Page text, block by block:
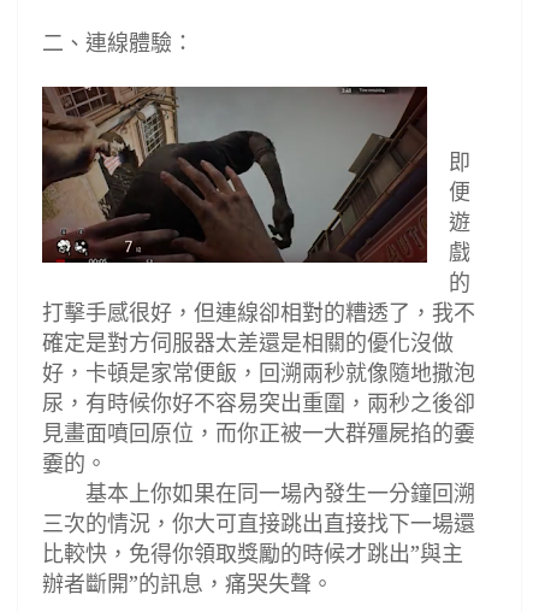
二 、 連線體驗 ：
即
便
遊
戲
的
打擊手感很好，但連線卻相對的糟透了，我不
確定是對方伺服器太差還是相關的優化沒做
好，卡頓是家常便飯，回溯兩秒就像隨地撒泡
尿，有時候你好不容易突出重圍，兩秒之後卻
見畫面噴回原位，而你正被一大群殭屍掐的嫑
嫑的。
基本上你如果在同一場內發生一分鐘回溯
三次的情況，你大可直接跳出直接找下一場還
比較快，免得你領取獎勵的時候才跳出”與主
辦者斷開”的訊息，痛哭失聲。